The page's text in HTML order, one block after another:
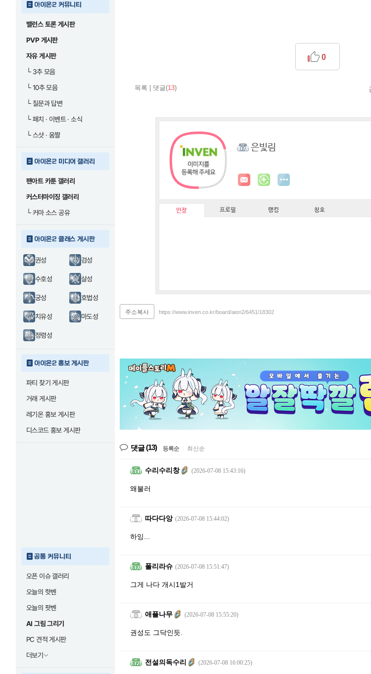
아이온2 커뮤니티
밸런스 토론 게시판
PVP 게시판
자유 게시판
└3추 모음
└10추 모음
└질문과 답변
└패치 · 이벤트 · 소식
└스샷 · 움짤
아이온2 미디어 갤러리
팬아트 카툰 갤러리
커스터마이징 갤러리
└커마 소스 공유
아이온2 클래스 게시판
권성 검성
수호성 살성
궁성 호법성
치유성 마도성
정령성
아이온2 홍보 게시판
파티 찾기 게시판
거래 게시판
레기온 홍보 게시판
디스코드 홍보 게시판
공통 커뮤니티
오픈 이슈 갤러리
오늘의 핫벤
오늘의 팟벤
AI 그림 그리기
PC 견적 게시판
더보기
목록 댓글(13)
0
은빛림
인장 프로필 랭킹 칭호
주소복사 https://www.inven.co.kr/board/aion2/6451/18302
댓글(13) 등록순 최신순
수리수리창 (2026-07-08 15:43:16)
왜불러
따다다앙 (2026-07-08 15:44:02)
하잉...
폴리라슈 (2026-07-08 15:51:47)
그게 나다 개시1발거
애플나무 (2026-07-08 15:55:20)
권성도 그닥인듯.
전설의독수리 (2026-07-08 16:00:25)